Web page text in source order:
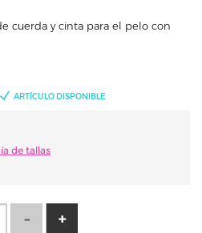
cuerda y cinta para el pelo con
ARTÍCULO DISPONIBLE
de tallas